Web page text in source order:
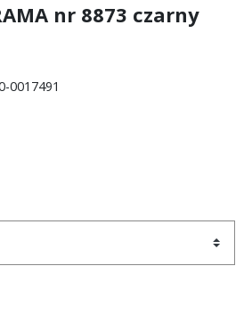
nr 8873 czarny
0017491